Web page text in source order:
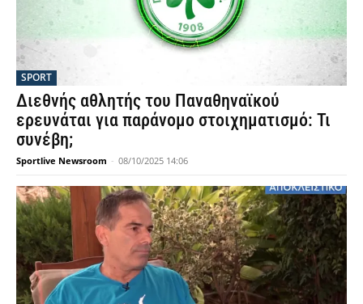
SPORT
Διεθνής αθλητής του Παναθηναϊκού
ερευνάται για παράνομο στοιχηματισμό: Τι
συνέβη;
Sportlive Newsroom - 08/10/2025 14:06